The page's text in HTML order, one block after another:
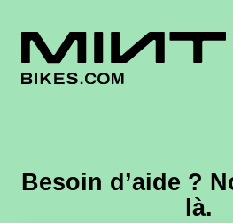
Besoin d’aide ?
là.